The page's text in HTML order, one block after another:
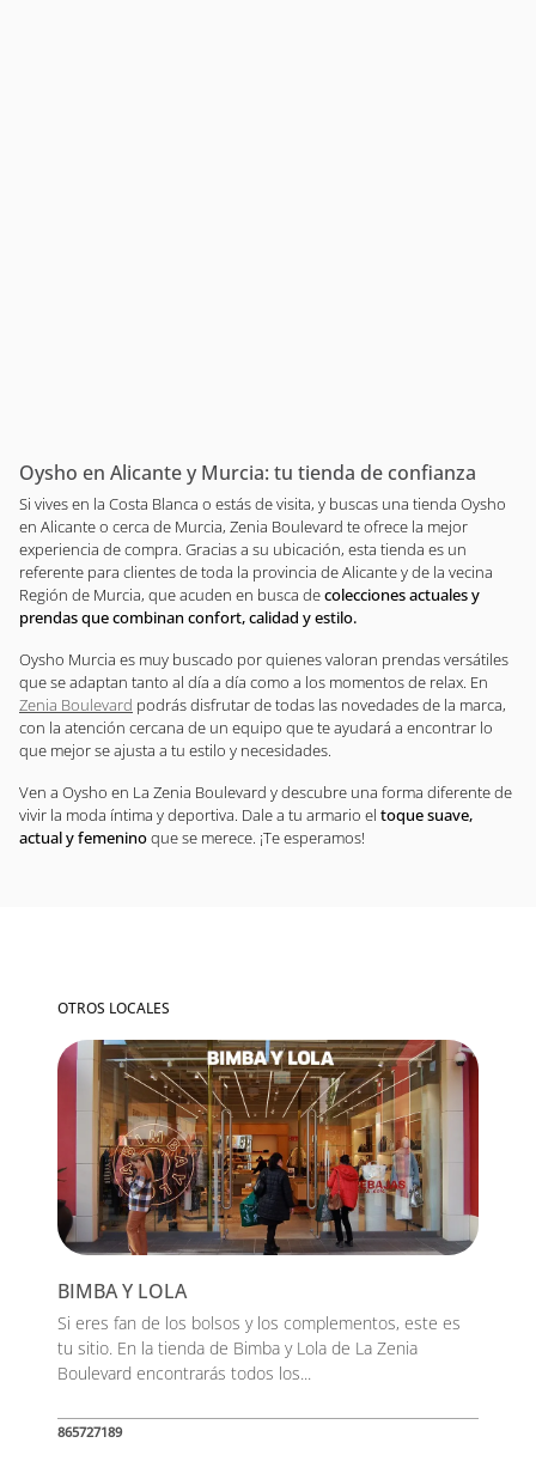
Oysho en Alicante y Murcia: tu tienda de confianza
Si vives en la Costa Blanca o estás de visita, y buscas una tienda Oysho
en Alicante o cerca de Murcia, Zenia Boulevard te ofrece la mejor
experiencia de compra. Gracias a su ubicación, esta tienda es un
referente para clientes de toda la provincia de Alicante y de la vecina
Región de Murcia, que acuden en busca decolecciones actuales y
prendas que combinan confort, calidad y estilo.
Oysho Murcia es muy buscado por quienes valoran prendas versátiles
que se adaptan tanto al día a día como a los momentos de relax. En
Zenia Boulevard podrás disfrutar de todas las novedades de la marca,
con la atención cercana de un equipo que te ayudará a encontrar lo
que mejor se ajusta a tu estilo y necesidades.
Ven a Oysho en La Zenia Boulevard y descubre una forma diferente de
vivir la moda íntima y deportiva. Dale a tu armario el toque suave,
actual y femeninoque se merece. ¡Te esperamos!
OTROS LOCALES
BIMBA Y LOLA
Si eres fan de los bolsos y los complementos, este es
tu sitio. En la tienda de Bimba y Lola de La Zenia
Boulevard encontrarás todos los...
865727189